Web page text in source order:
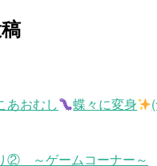
あおむし 蝶々に変身
② ～ゲームコーナー～